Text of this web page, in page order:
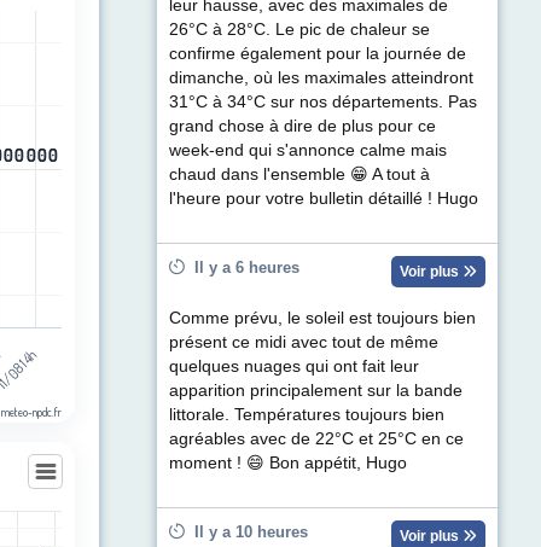
de précipitations (mm). Data ranges from -0.5 to 0.5.
0
00
00
00
00
0
14h
meteo-npdc.fr
leur hausse, avec des maximales de
26°C à 28°C. Le pic de chaleur se
confirme également pour la journée de
dimanche, où les maximales atteindront
31°C à 34°C sur nos départements. Pas
grand chose à dire de plus pour ce
week-end qui s'annonce calme mais
chaud dans l'ensemble 😁 A tout à
l'heure pour votre bulletin détaillé ! Hugo
Il y a 6 heures Voir plus
Comme prévu, le soleil est toujours bien
présent ce midi avec tout de même
quelques nuages qui ont fait leur
apparition principalement sur la bande
littorale. Températures toujours bien
agréables avec de 22°C et 25°C en ce
moment ! 😄 Bon appétit, Hugo
Il y a 10 heures Voir plus